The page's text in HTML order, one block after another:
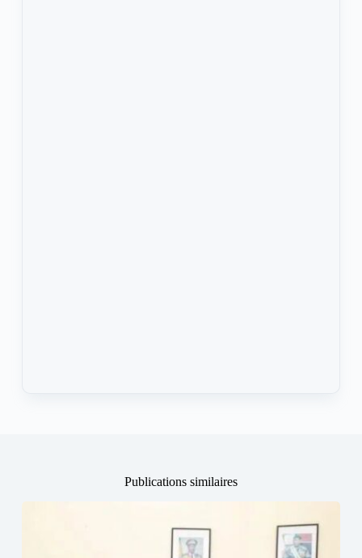
Publications similaires